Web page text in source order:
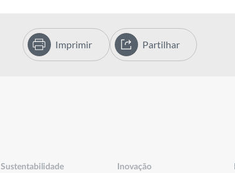
Imprimir Partilhar
Sustentabilidade Inovação